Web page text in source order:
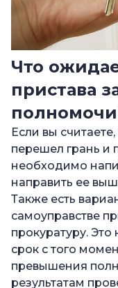
Что
пристава
Если вы
перешел грань и
необходимо
направить ее
Также есть
самоуправстве
прокуратуру.
срок с того
превышения
результатам